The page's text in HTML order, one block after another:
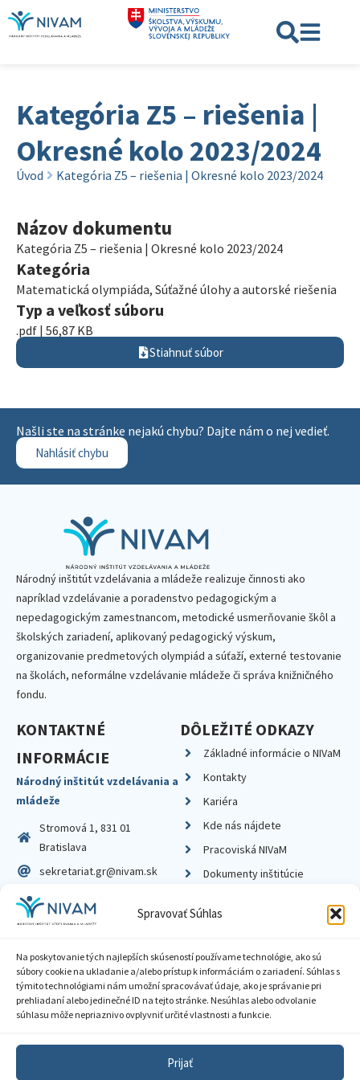
Spravovať Súhlas
Na poskytovanie tých najlepších skúseností používame technológie, ako sú
súbory cookie na ukladanie a/alebo prístup k informáciám o zariadení. Súhlas s
týmito technológiami nám umožní spracovávať údaje, ako je správanie pri
prehliadaní alebo jedinečné ID na tejto stránke. Nesúhlas alebo odvolanie
súhlasu môže nepriaznivo ovplyvniť určité vlastnosti a funkcie.
Prijať
Kategória Z5 – riešenia |
Okresné kolo 2023/2024
Úvod Kategória Z5 – riešenia | Okresné kolo 2023/2024
Názov dokumentu
Kategória Z5 – riešenia | Okresné kolo 2023/2024
Kategória
Matematická olympiáda, Súťažné úlohy a autorské riešenia
Typ a veľkosť súboru
.pdf | 56,87 KB
Stiahnuť súbor
Našli ste na stránke nejakú chybu? Dajte nám o nej vedieť.
Nahlásiť chybu
Národný inštitút vzdelávania a mládeže realizuje činnosti ako
napríklad vzdelávanie a poradenstvo pedagogickým a
nepedagogickým zamestnancom, metodické usmerňovanie škôl a
školských zariadení, aplikovaný pedagogický výskum,
organizovanie predmetových olympiád a súťaží, externé testovanie
na školách, neformálne vzdelávanie mládeže či správa knižničného
fondu.
KONTAKTNÉ
INFORMÁCIE
Národný inštitút vzdelávania a
mládeže
Stromová 1, 831 01
Bratislava
sekretariat.gr@nivam.sk
IČO: 00164348
DIČ: 2020798714
DÔLEŽITÉ ODKAZY
Základné informácie o NIVaM
Kontakty
Kariéra
Kde nás nájdete
Pracoviská NIVaM
Dokumenty inštitúcie
Zásady ochrany súkromia
Sprístupnenie informácií